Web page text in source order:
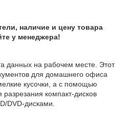
наличие и цену товара
у менеджера!
данных на рабочем месте. Этот
для домашнего офиса
кусочки, а с помощью
разрезания компакт-дисков
DVD-дисками.